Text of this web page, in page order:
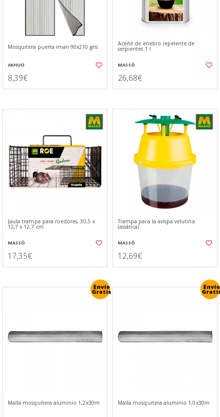
Mosquitera puerta iman 90x210 gris
AKHUO
8,39€
Aceite de enebro repelente de
serpientes 1 l
MASSÓ
26,68€
Jaula trampa para roedores, 30,5 x
12,7 x 12,7 cm
MASSÓ
17,35€
Trampa para la avispa velutina
(asiática)
MASSÓ
12,69€
Envío
Gratis
Malla mosquitera aluminio 1,2x30m
Envío
Malla mosquitera aluminio 1,0x30m